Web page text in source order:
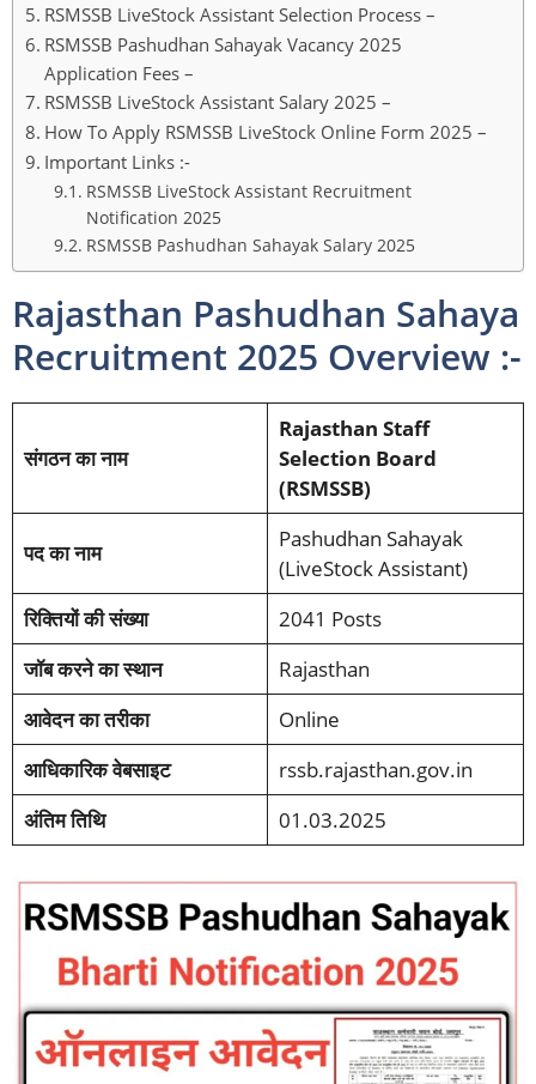
RSMSSB LiveStock Assistant Selection Process –
RSMSSB Pashudhan Sahayak Vacancy 2025
Application Fees –
RSMSSB LiveStock Assistant Salary 2025 –
How To Apply RSMSSB LiveStock Online Form 2025 –
Important Links :-
RSMSSB LiveStock Assistant Recruitment
Notification 2025
RSMSSB Pashudhan Sahayak Salary 2025
Rajasthan Pashudhan Sahaya
Recruitment 2025 Overview :-
संगठन का नाम
Rajasthan Staff
Selection Board
(RSMSSB)
पद का नाम
Pashudhan Sahayak
(LiveStock Assistant)
रिक्तियों की संख्या
2041 Posts
जॉब करने का स्थान
Rajasthan
आवेदन का तरीका
Online
आधिकारिक वेबसाइट
rssb.rajasthan.gov.in
अंतिम तिथि
01.03.2025